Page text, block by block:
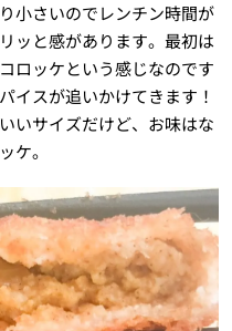
小さいのでレンチン時間が
ッと感があります。最初は
ロッケという感じなのです
イスが追いかけてきます！
いサイズだけど、お味はな
ケ。